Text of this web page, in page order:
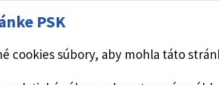
PSK
cookies súbory, aby mohla táto